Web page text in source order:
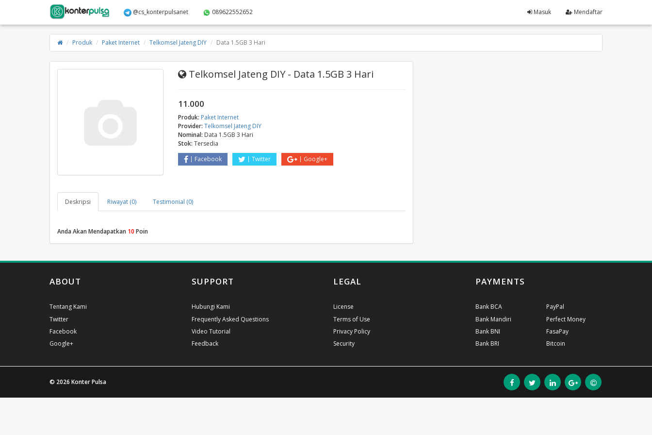
@cs_konterpulsanet 089622552652 Masuk Mendaftar
Produk Paket Internet Telkomsel Jateng DIY Data 1.5GB 3 Hari
Telkomsel Jateng DIY - Data 1.5GB 3 Hari
11.000
Produk: Paket Internet
Provider: Telkomsel Jateng DIY
Nominal: Data 1.5GB 3 Hari
Stok: Tersedia
Facebook
Twitter Google+
Deskripsi Riwayat (0) Testimonial (0)
Anda Akan Mendapatkan 10 Poin
ABOUT
Tentang Kami
Twitter
Facebook
Google+
SUPPORT
Hubungi Kami
Frequently Asked Questions
Video Tutorial
Feedback
LEGAL
License
Terms of Use
Privacy Policy
Security
PAYMENTS
Bank BCA
Bank Mandiri
Bank BNI
Bank BRI
PayPal
Perfect Money
FasaPay
Bitcoin
© 2026 Konter Pulsa